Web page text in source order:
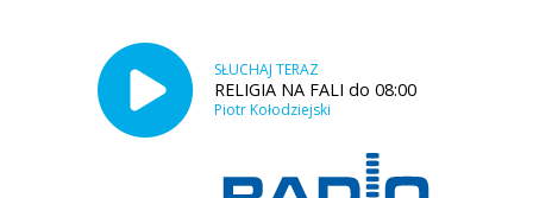
SŁUCHAJ TERAZ
RELIGIA NA FALI do 08:00
Piotr Kołodziejski